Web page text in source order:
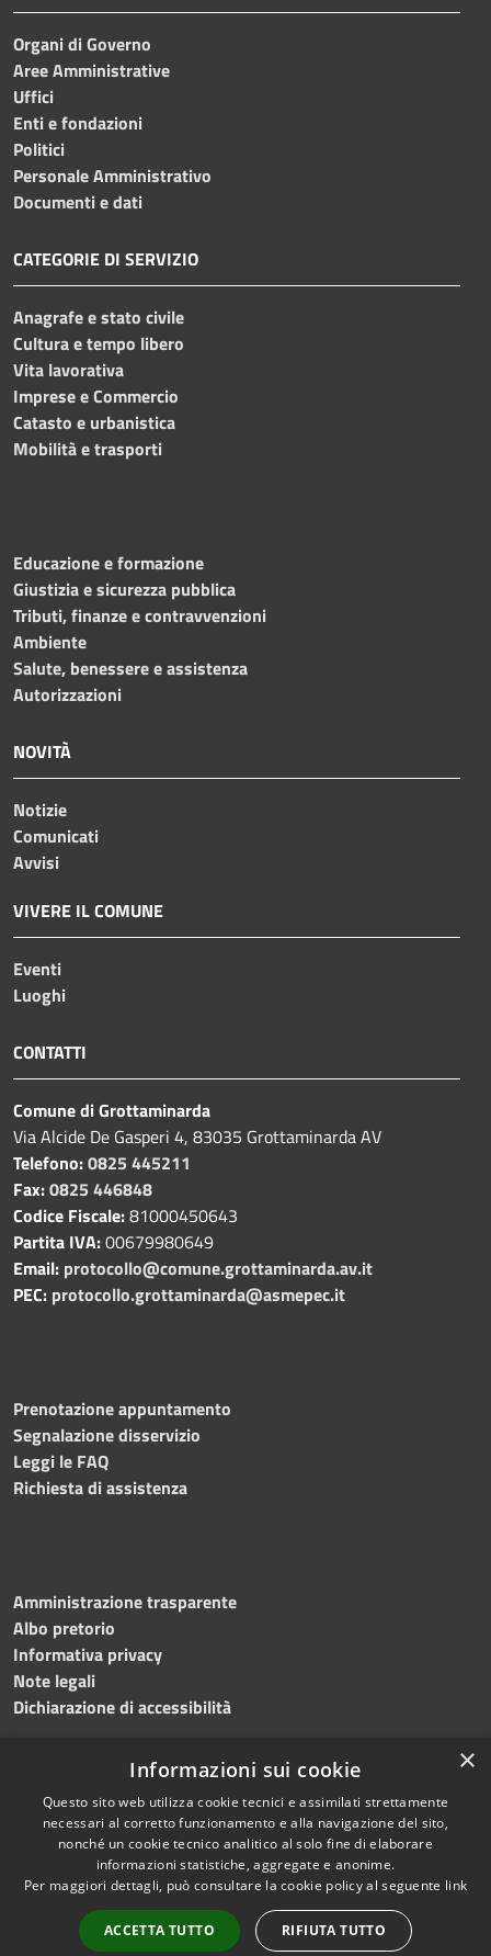
Organi di Governo
Aree Amministrative
Uffici
Enti e fondazioni
Politici
Personale Amministrativo
Documenti e dati
CATEGORIE DI SERVIZIO
Anagrafe e stato civile
Cultura e tempo libero
Vita lavorativa
Imprese e Commercio
Catasto e urbanistica
Mobilità e trasporti
Educazione e formazione
Giustizia e sicurezza pubblica
Tributi, finanze e contravvenzioni
Ambiente
Salute, benessere e assistenza
Autorizzazioni
NOVITÀ
Notizie
Comunicati
Avvisi
VIVERE IL COMUNE
Eventi
Luoghi
CONTATTI
Comune di Grottaminarda
Via Alcide De Gasperi 4, 83035 Grottaminarda AV
Telefono:0825 445211
Fax:0825 446848
Codice Fiscale:81000450643
Partita IVA:00679980649
Email: protocollo@comune.grottaminarda.av.it
PEC: protocollo.grottaminarda@asmepec.it
Prenotazione appuntamento
Segnalazione disservizio
Leggi le FAQ
Richiesta di assistenza
Amministrazione trasparente
Albo pretorio
Informativa privacy
Note legali
Dichiarazione di accessibilità
RSS
Accessibilità
Cookie
Mappa del sito
Numeri utili
Copyright © 2024 •
Comune diGrottaminarda
• Powered byMunicipium
•Redazione
×
Informazioni sui cookie
Questo sito web utilizza cookie tecnici e assimilati strettamente
necessari al corretto funzionamento e alla navigazione del sito,
nonché un cookie tecnico analitico al solo fine di elaborare
informazioni statistiche, aggregate e anonime.
Per maggiori dettagli, può consultare la cookie policy al seguente link
ACCETTA TUTTO RIFIUTA TUTTO